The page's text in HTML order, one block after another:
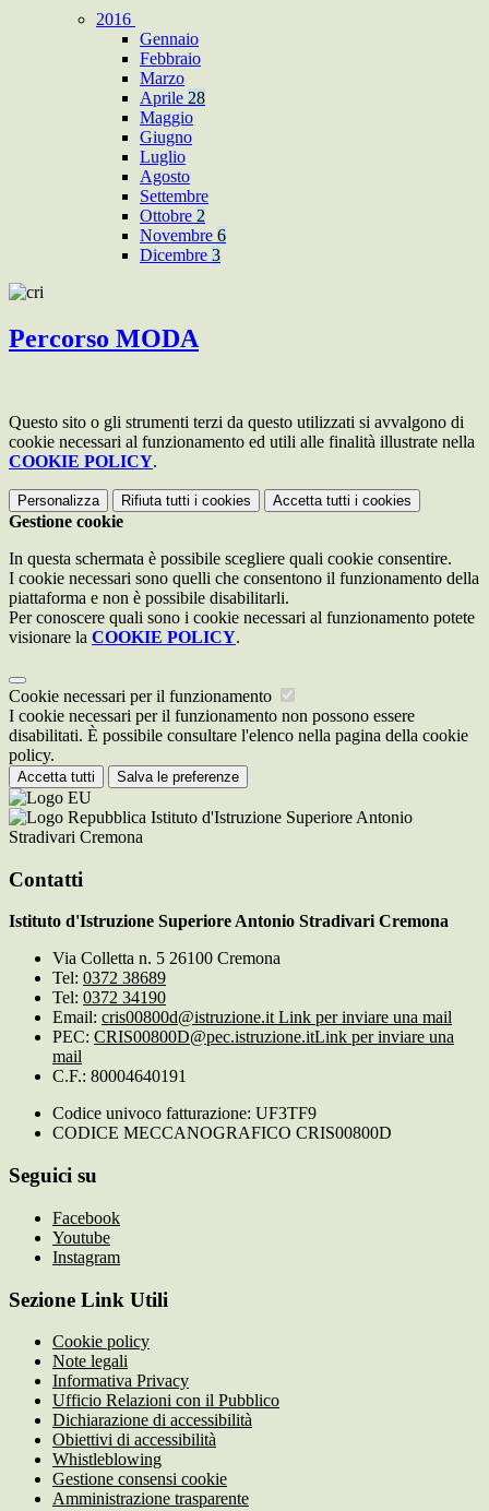
2016
Gennaio
Febbraio
Marzo
Aprile 28
Maggio
Giugno
Luglio
Agosto
Settembre
Ottobre 2
Novembre 6
Dicembre 3
Percorso MODA
Questo sito o gli strumenti terzi da questo utilizzati si avvalgono di
cookie necessari al funzionamento ed utili alle finalità illustrate nella
COOKIE POLICY.
Personalizza Rifiuta tutti i cookies Accetta tutti i cookies
Gestione cookie
In questa schermata è possibile scegliere quali cookie consentire.
I cookie necessari sono quelli che consentono il funzionamento della
piattaforma e non è possibile disabilitarli.
Per conoscere quali sono i cookie necessari al funzionamento potete
visionare la COOKIE POLICY.
Cookie necessari per il funzionamento
I cookie necessari per il funzionamento non possono essere
disabilitati. È possibile consultare l'elenco nella pagina della cookie
policy.
Accetta tutti Salva le preferenze
Istituto d'Istruzione Superiore Antonio
Stradivari Cremona
Contatti
Istituto d'Istruzione Superiore Antonio Stradivari Cremona
Via Colletta n. 5 26100 Cremona
Tel: 0372 38689
Tel: 0372 34190
Email: cris00800d@istruzione.it Link per inviare una mail
PEC: CRIS00800D@pec.istruzione.itLink per inviare una
mail
C.F.: 80004640191
Codice univoco fatturazione: UF3TF9
CODICE MECCANOGRAFICO CRIS00800D
Seguici su
Facebook
Youtube
Instagram
Sezione Link Utili
Cookie policy
Note legali
Informativa Privacy
Ufficio Relazioni con il Pubblico
Dichiarazione di accessibilità
Obiettivi di accessibilità
Whistleblowing
Gestione consensi cookie
Amministrazione trasparente